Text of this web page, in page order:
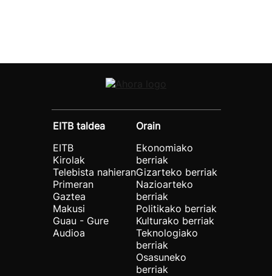
EITB taldea
EITB
Kirolak
Telebista nahieran
Primeran
Gaztea
Makusi
Guau - Gure
Audioa
Orain
Ekonomiako
berriak
Gizarteko berriak
Nazioarteko
berriak
Politikako berriak
Kulturako berriak
Teknologiako
berriak
Osasuneko
berriak